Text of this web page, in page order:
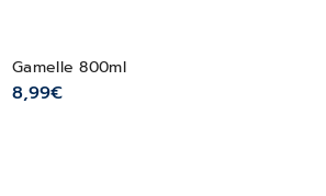
Gamelle 800ml
8,99€